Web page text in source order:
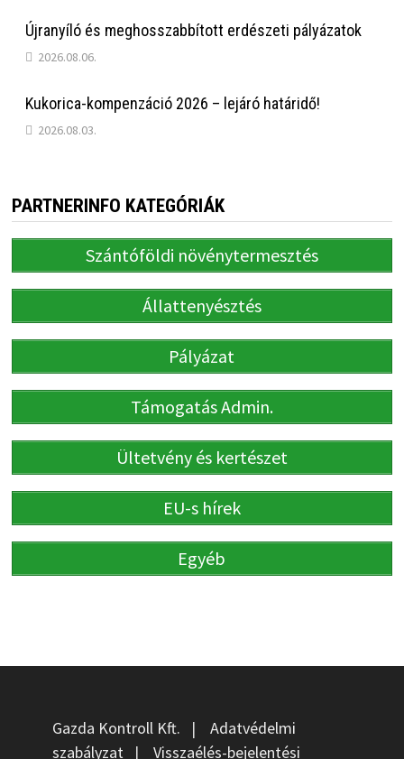
Újranyíló és meghosszabbított erdészeti pályázatok
2026.08.06.
Kukorica-kompenzáció 2026 – lejáró határidő!
2026.08.03.
PARTNERINFO KATEGÓRIÁK
Szántóföldi növénytermesztés
Állattenyésztés
Pályázat
Támogatás Admin.
Ültetvény és kertészet
EU-s hírek
Egyéb
Gazda Kontroll Kft. | Adatvédelmi
szabályzat| Visszaélés-bejelentési